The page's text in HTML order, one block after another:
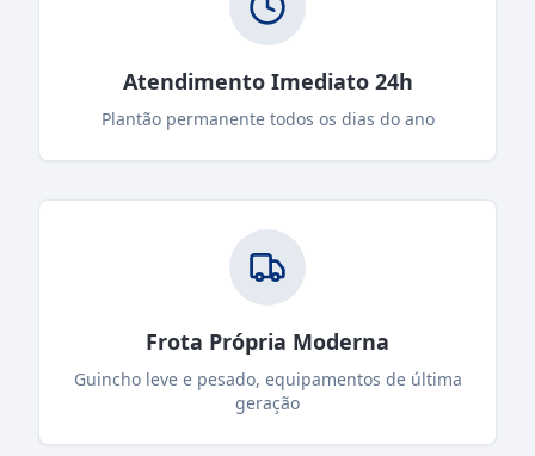
Atendimento Imediato 24h
Plantão permanente todos os dias do ano
Frota Própria Moderna
Guincho leve e pesado, equipamentos de última
geração